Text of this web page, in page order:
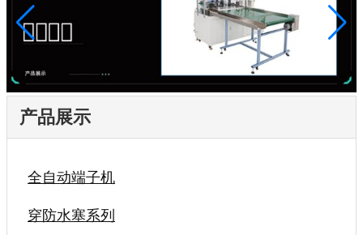
产品展示
全自动端子机
穿防水塞系列